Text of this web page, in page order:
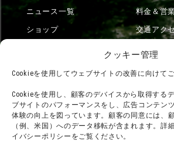
クッキー管理
Cookieを使用してウェブサイトの改善に向けて
Cookieを使用し、顧客のデバイスから取得する
ブサイトのパフォーマンスをし、広告コンテン
体験の向上を図っています。顧客の同意には、
（例、米国）へのデータ移転が含まれます。詳
イバシーポリシーをご覧ください。
ニュース一覧
ショップ
料金＆営
交通アク
団体利用について メディア